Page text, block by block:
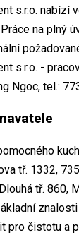
s.r.o. nabízí
na plný
s.r.o. -
Ngoc, tel.:
tř. 1332,
tř. 860,
čistotu a